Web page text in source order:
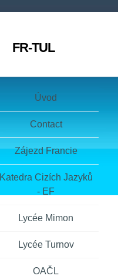
FR-TUL
Úvod
Contact
Zájezd Francie
Katedra Cizích Jazyků
- EF
Lycée Mimon
Lycée Turnov
OAČL